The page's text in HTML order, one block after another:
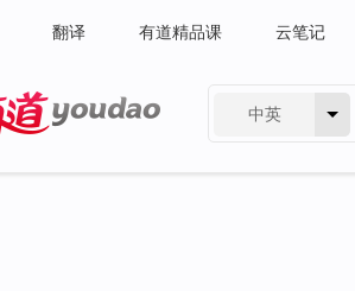
翻译 有道精品课 云笔记
中英